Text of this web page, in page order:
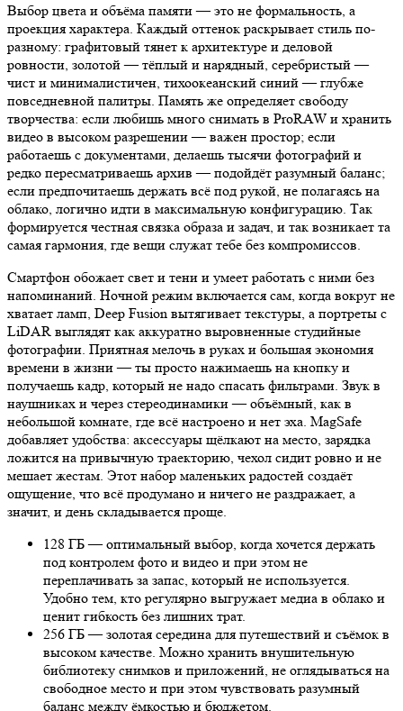
Выбор цвета и объёма памяти — это не формальность, а
проекция характера. Каждый оттенок раскрывает стиль по-
разному: графитовый тянет к архитектуре и деловой
ровности, золотой — тёплый и нарядный, серебристый —
чист и минималистичен, тихоокеанский синий — глубже
повседневной палитры. Память же определяет свободу
творчества: если любишь много снимать в ProRAW и хранить
видео в высоком разрешении — важен простор; если
работаешь с документами, делаешь тысячи фотографий и
редко пересматриваешь архив — подойдёт разумный баланс;
если предпочитаешь держать всё под рукой, не полагаясь на
облако, логично идти в максимальную конфигурацию. Так
формируется честная связка образа и задач, и так возникает та
самая гармония, где вещи служат тебе без компромиссов.
Смартфон обожает свет и тени и умеет работать с ними без
напоминаний. Ночной режим включается сам, когда вокруг не
хватает ламп, Deep Fusion вытягивает текстуры, а портреты с
LiDAR выглядят как аккуратно выровненные студийные
фотографии. Приятная мелочь в руках и большая экономия
времени в жизни — ты просто нажимаешь на кнопку и
получаешь кадр, который не надо спасать фильтрами. Звук в
наушниках и через стереодинамики — объёмный, как в
небольшой комнате, где всё настроено и нет эха. MagSafe
добавляет удобства: аксессуары щёлкают на место, зарядка
ложится на привычную траекторию, чехол сидит ровно и не
мешает жестам. Этот набор маленьких радостей создаёт
ощущение, что всё продумано и ничего не раздражает, а
значит, и день складывается проще.
128 ГБ — оптимальный выбор, когда хочется держать
под контролем фото и видео и при этом не
переплачивать за запас, который не используется.
Удобно тем, кто регулярно выгружает медиа в облако и
ценит гибкость без лишних трат.
256 ГБ — золотая середина для путешествий и съёмок в
высоком качестве. Можно хранить внушительную
библиотеку снимков и приложений, не оглядываться на
свободное место и при этом чувствовать разумный
баланс между ёмкостью и бюджетом.